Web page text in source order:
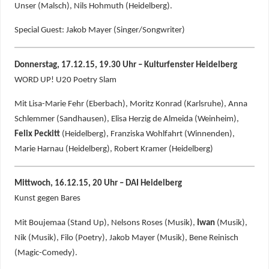
Unser (Malsch), Nils Hohmuth (Heidelberg).
Special Guest: Jakob Mayer (Singer/Songwriter)
Donnerstag, 17.12.15, 19.30 Uhr – Kulturfenster Heidelberg
WORD UP! U20 Poetry Slam
Mit Lisa-Marie Fehr (Eberbach), Moritz Konrad (Karlsruhe), Anna
Schlemmer (Sandhausen), Elisa Herzig de Almeida (Weinheim),
Felix Peckitt(Heidelberg), Franziska Wohlfahrt (Winnenden),
Marie Harnau (Heidelberg), Robert Kramer (Heidelberg)
Mittwoch, 16.12.15, 20 Uhr – DAI Heidelberg
Kunst gegen Bares
Mit Boujemaa (Stand Up), Nelsons Roses (Musik), Iwan(Musik),
Nik (Musik), Filo (Poetry), Jakob Mayer (Musik), Bene Reinisch
(Magic-Comedy).